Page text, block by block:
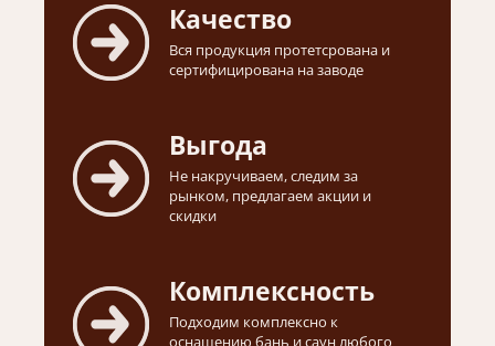
Качество
Вся продукция протетсрована и
сертифицирована на заводе
Выгода
Не накручиваем, следим за
рынком, предлагаем акции и
скидки
Комплексность
Подходим комплексно к
оснащению бань и саун любого